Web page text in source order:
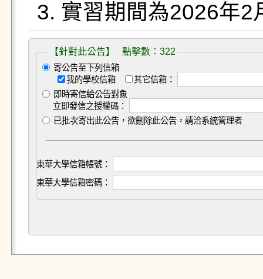
【針對此公告】 點擊數：322
寄公告至下列信箱
我的學校信箱
其它信箱：
即時寄信給公告對象
立即發信之授權碼：
已批次寄出此公告，欲刪除此公告，請洽系統管理者
東華大學信箱帳號：
東華大學信箱密碼：